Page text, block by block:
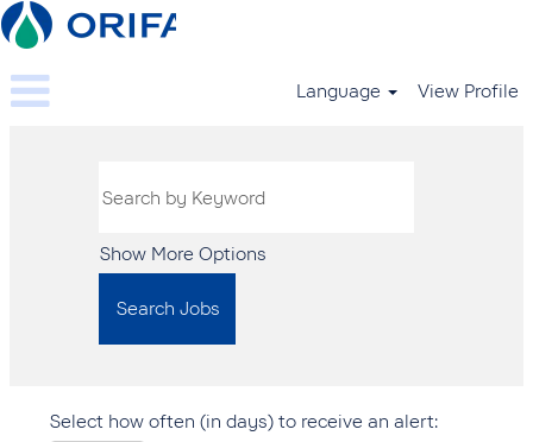
Language View Profile
Show More Options
Select how often (in days) to receive an alert: